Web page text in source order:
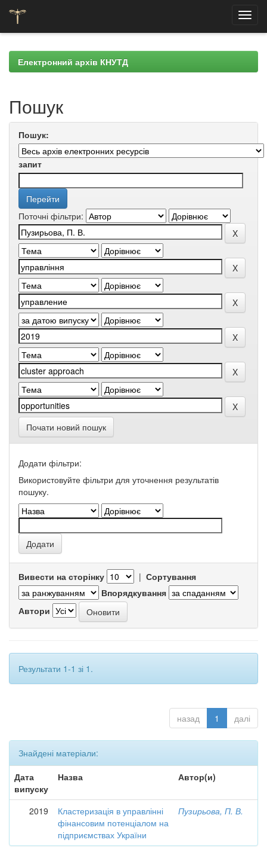
navigationЕлектронний архів КНУТД
Пошук
Пошук:
запит
Поточні фільтри:
Почати новий пошук
Додати фільтри:
Використовуйте фільтри для уточнення результатів
пошуку.
Вивести на сторінку | Сортування
Впорядкування
Автори
Результати 1-1 зі 1.
назад 1 далі
Знайдені матеріали:
Дата
випуску
Назва Автор(и)
2019
Кластеризація в управлінні
фінансовим потенціалом на
підприємствах України
Пузирьова, П. В.